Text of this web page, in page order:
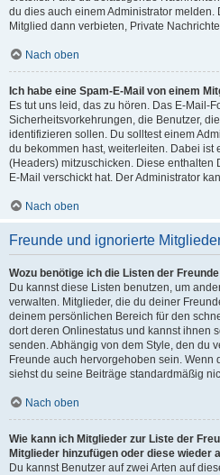
du dies auch einem Administrator melden.
Mitglied dann verbieten, Private
Nach oben
Ich habe eine Spam-E-Mail von einem
Es tut uns leid, das zu hören. Das E-Mail-
Sicherheitsvorkehrungen, die Benutzer,
identifizieren sollen. Du solltest einem
du bekommen hast, weiterleiten. Dabei ist
(Headers) mitzuschicken. Diese enthalten
E-Mail verschickt hat. Der Administrator
Nach oben
Freunde und ignorierte
Wozu benötige ich die Listen der
Du kannst diese Listen benutzen, um
verwalten. Mitglieder, die du deiner
deinem persönlichen Bereich für den
dort deren Onlinestatus und kannst ihnen
senden. Abhängig von dem Style, den du
Freunde auch hervorgehoben sein. Wenn
siehst du seine Beiträge standardmäßig
Nach oben
Wie kann ich Mitglieder zur Liste der
Mitglieder hinzufügen oder diese wieder
Du kannst Benutzer auf zwei Arten auf